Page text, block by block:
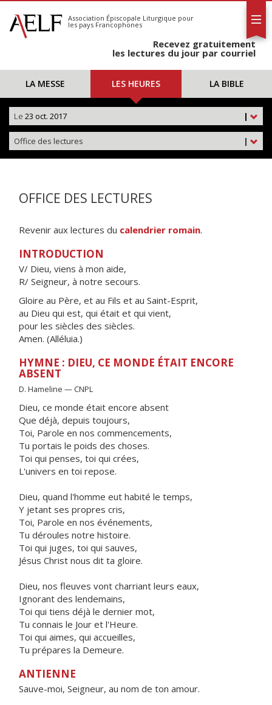
S'abonner
Calendrier
Association Épiscopale Liturgique pour
les pays Francophones
Recevez gratuitement
les lectures du jour par courriel
LA MESSE LES HEURES LA BIBLE
|
Le 23 oct. 2017
|
Office des lectures
OFFICE DES LECTURES
Revenir aux lectures du calendrier romain.
INTRODUCTION
V/ Dieu, viens à mon aide,
R/ Seigneur, à notre secours.
Gloire au Père, et au Fils et au Saint-Esprit,
au Dieu qui est, qui était et qui vient,
pour les siècles des siècles.
Amen. (Alléluia.)
HYMNE : DIEU, CE MONDE ÉTAIT ENCORE
ABSENT
D. Hameline — CNPL
Dieu, ce monde était encore absent
Que déjà, depuis toujours,
Toi, Parole en nos commencements,
Tu portais le poids des choses.
Toi qui penses, toi qui crées,
L'univers en toi repose.
Dieu, quand l'homme eut habité le temps,
Y jetant ses propres cris,
Toi, Parole en nos événements,
Tu déroules notre histoire.
Toi qui juges, toi qui sauves,
Jésus Christ nous dit ta gloire.
Dieu, nos fleuves vont charriant leurs eaux,
Ignorant des lendemains,
Toi qui tiens déjà le dernier mot,
Tu connais le Jour et l'Heure.
Toi qui aimes, qui accueilles,
Tu prépares la Demeure.
ANTIENNE
Sauve-moi, Seigneur, au nom de ton amour.